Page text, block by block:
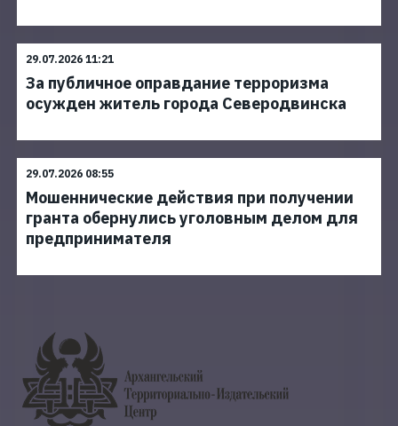
29.07.2026 11:21
За публичное оправдание терроризма
осужден житель города Северодвинска
29.07.2026 08:55
Мошеннические действия при получении
гранта обернулись уголовным делом для
предпринимателя